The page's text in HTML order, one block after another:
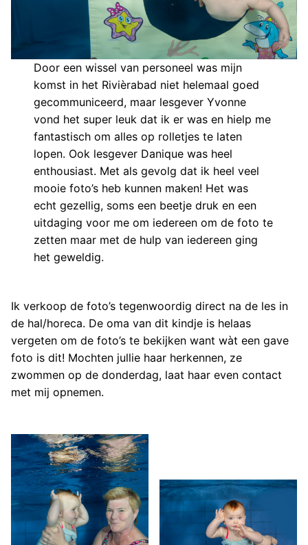
Door een wissel van personeel was mijn
komst in het Rivièrabad niet helemaal goed
gecommuniceerd, maar lesgever Yvonne
vond het super leuk dat ik er was en hielp me
fantastisch om alles op rolletjes te laten
lopen. Ook lesgever Danique was heel
enthousiast. Met als gevolg dat ik heel veel
mooie foto’s heb kunnen maken! Het was
echt gezellig, soms een beetje druk en een
uitdaging voor me om iedereen om de foto te
zetten maar met de hulp van iedereen ging
het geweldig.
Ik verkoop de foto’s tegenwoordig direct na de les in
de hal/horeca. De oma van dit kindje is helaas
vergeten om de foto’s te bekijken want wàt een gave
foto is dit! Mochten jullie haar herkennen, ze
zwommen op de donderdag, laat haar even contact
met mij opnemen.